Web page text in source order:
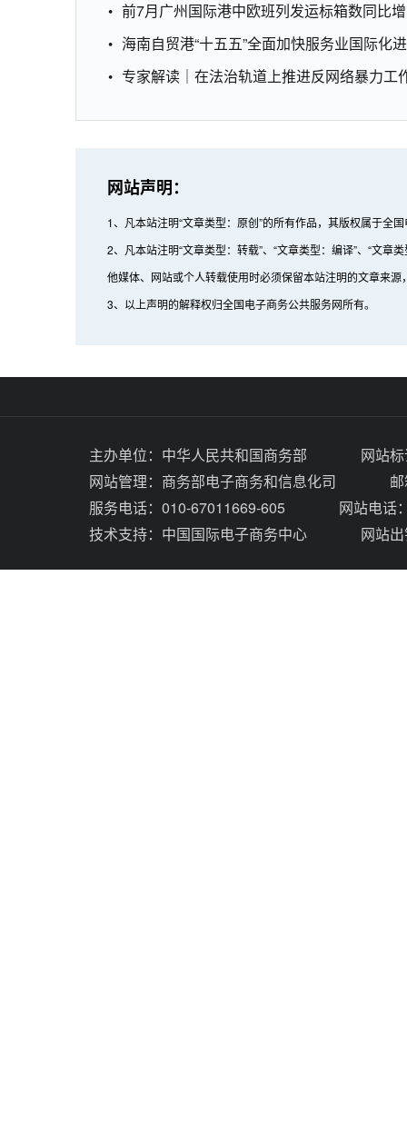
前7月广州国际港中欧班列发运标箱数同比
海南自贸港“十五五”全面加快服务业国际化
专家解读｜在法治轨道上推进反网络暴力工
网站声明：
1、凡本站注明“文章类型：原创”的所有作品，其版权属于全
2、凡本站注明“文章类型：转载”、“文章类型：编译”、“文
他媒体、网站或个人转载使用时必须保留本站注明的文章来源
3、以上声明的解释权归全国电子商务公共服务网所有。
主办单位： 中华人民共和国商务部
网站
网站管理： 商务部电子商务和信息化司
服务电话：010-67011669-605
网站电话
技术支持： 中国国际电子商务中心 网站